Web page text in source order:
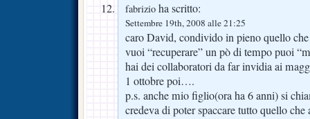
fabrizio ha scritto:
Settembre 19th, 2008 alle 21:25
caro David, condivido in pieno quello
vuoi “recuperare” un pò di tempo puoi
hai dei collaboratori da far invidia ai
1 ottobre poi….
p.s. anche mio figlio(ora ha 6 anni) si
credeva di poter spaccare tutto quello